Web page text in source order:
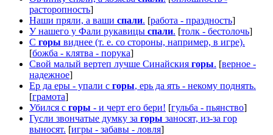
расторопность]
Наши пряли, а ваши спали. [работа - праздность]
У нашего у Фали рукавицы спали. [толк - бестолочь]
С горы виднее (т. е. со стороны, например, в игре).
[божба - клятва - порука]
Свой малый вертеп лучше Синайския горы. [верное -
надежное]
Ер да еры - упали с горы, ерь да ять - некому поднять.
[грамота]
Убился с горы - и черт его бери! [гульба - пьянство]
Гусли звончатые думку за горы заносят, из-за гор
выносят. [игры - забавы - ловля]